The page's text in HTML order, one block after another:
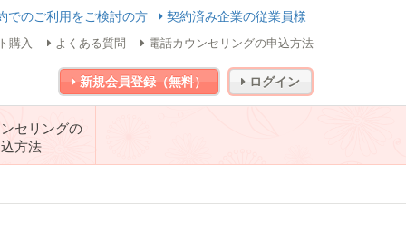
でのご利用をご検討の方 契約済み企業の従業員様
購入 よくある質問 電話カウンセリングの申込方法
新規会員登録（無料） ログイン
セリングの
方法